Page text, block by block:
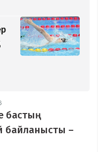
бастың
байланысты –